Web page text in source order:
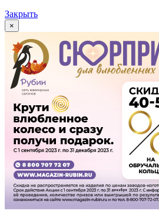
Закрыть
×